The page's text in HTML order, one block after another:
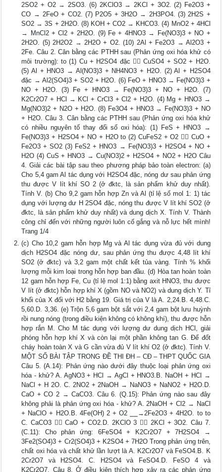
2SO2 + O2 → 2SO3. (6) 2KClO3 → 2KCl + 3O2. (2) Fe2O3 +
CO → 2FeO + CO2. (7) P2O5 + 3H2O → 2H3PO4. (3) 2H2S +
SO2 → 3S + 2H2O. (8) KOH + CO2 → KHCO3. (4) MnO2 + 4HCl
→ MnCl2 + Cl2 + 2H2O. (9) Fe + 4HNO3 → Fe(NO3)3 + NO +
2H2O. (5) 2H2O2 → 2H2O + O2. (10) 2Al + Fe2O3 → Al2O3 +
2Fe. Câu 2. Cân bằng các PTHH sau (Phản ứng oxi hóa khử có
môi trường): to (1) Cu + H2SO4 đặc  CuSO4 + SO2 + H2O.
(5) Al + HNO3 → Al(NO3)3 + NH4NO3 + H2O. (2) Al + H2SO4
đặc → Al2(SO4)3 + SO2 + H2O. (6) FeO + HNO3 → Fe(NO3)3 +
NO + H2O. (3) Fe + HNO3 → Fe(NO3)3 + NO + H2O. (7)
K2Cr2O7 + HCl → KCl + CrCl3 + Cl2 + H2O. (4) Mg + HNO3 →
Mg(NO3)2 + N2O + H2O. (8) Fe3O4 + HNO3 → Fe(NO3)3 + NO
+ H2O. Câu 3. Cân bằng các PTHH sau (Phản ứng oxi hóa khử
có nhiều nguyên tố thay đổi số oxi hóa): (1) FeS + HNO3 →
Fe(NO3)3 + H2SO4 + NO + H2O to (2) CuFeS2 + O2  CuO +
Fe2O3 + SO2 (3) FeS2 + HNO3 → Fe(NO3)3 + H2SO4 + NO +
H2O (4) CuS + HNO3 → Cu(NO3)2 + H2SO4 + NO2 + H2O Câu
4. Giải các bài tập sau theo phương pháp bảo toàn electron: (a)
Cho 5,4 gam Al tác dụng với H2SO4 đặc, nóng dư sau phản ứng
thu được V lít khí SO 2 (ở đktc, là sản phẩm khử duy nhất).
Tính V. (b) Cho 9,2 gam hỗn hợp Zn và Al (tỉ lệ số mol 1: 1) tác
dụng với lượng dư H 2SO4 đặc, nóng thu được V lít khí SO2 (ở
đktc, là sản phẩm khử duy nhất) và dung dịch X. Tính V. Thành
công chỉ đến với những người luôn cố gắng và nỗ lực hết mình!
Trang 1/4
(c) Cho 10,2 gam hỗn hợp Mg và Al tác dụng vừa đủ với dung
dịch H2SO4 đặc nóng dư, sau phản ứng thu được 4,48 lít khí
SO2 (ở đktc) và 3,2 gam một chất kết tủa vàng. Tính % khối
lượng mỗi kim loại trong hỗn hợp ban đầu. (d) Hòa tan hoàn toàn
12 gam hỗn hợp Fe, Cu (tỉ lệ mol 1:1) bằng axit HNO3, thu được
V lít (ở đktc) hỗn hợp khí X (gồm NO và NO2) và dung dịch Y. Tỉ
khối của X đối với H2 bằng 19. Giá trị của V là A. 2,24.B. 4,48.C.
5,60.D. 3,36. (e) Trộn 5,6 gam bột sắt với 2,4 gam bột lưu huỳnh
rồi nung nóng (trong điều kiện không có không khí), thu được hỗn
hợp rắn M. Cho M tác dụng với lượng dư dung dịch HCl, giải
phóng hỗn hợp khí X và còn lại một phần không tan G. Để đốt
cháy hoàn toàn X và G cần vừa đủ V lít khí O2 (ở đktc). Tính V.
MỘT SỐ BÀI TẬP TRONG ĐỀ THI ĐH – CĐ – THPT QUỐC GIA
Câu 5. (A.14): Phản ứng nào dưới đây thuộc loại phản ứng oxi
hóa - khử? A. AgNO3 + HCl → AgCl + HNO3.B. NaOH + HCl →
NaCl + H 2O. C. 2NO2 + 2NaOH → NaNO3 + NaNO2 + H2O.D.
CaO + CO 2 → CaCO3. Câu 6. (Q.15): Phản ứng nào sau đây
không phải là phản ứng oxi hóa - khử? A. 2NaOH + Cl2 → NaCl
+ NaClO + H2O.B. 4Fe(OH) 2 + O2 ⎯⎯→2Fe2O3 + 4H2O. to to
C. CaCO3  CaO + CO2.D. 2KClO 3  2KCl + 3O2. Câu 7.
(C.11): Cho phản ứng: 6FeSO4 + K2Cr2O7 + 7H2SO4 →
3Fe2(SO4)3 + Cr2(SO4)3 + K2SO4 + 7H2O Trong phản ứng trên,
chất oxi hóa và chất khử lần lượt là A. K2Cr2O7 và FeSO4.B. K
2Cr2O7 và H2SO4. C. H2SO4 và FeSO4.D. FeSO 4 và
K2Cr2O7. Câu 8. Ở điều kiện thích hợp xảy ra các phản ứng